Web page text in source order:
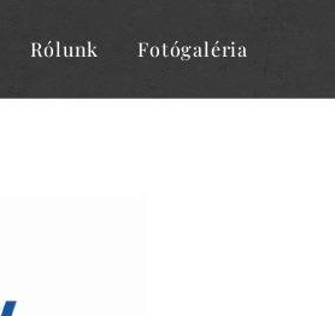
Rólunk Fotógaléria